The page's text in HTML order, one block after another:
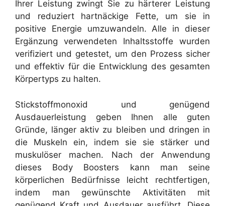
Ihrer Leistung zwingt Sie zu härterer Leistung
und reduziert hartnäckige Fette, um sie in
positive Energie umzuwandeln. Alle in dieser
Ergänzung verwendeten Inhaltsstoffe wurden
verifiziert und getestet, um den Prozess sicher
und effektiv für die Entwicklung des gesamten
Körpertyps zu halten.
Stickstoffmonoxid und genügend
Ausdauerleistung geben Ihnen alle guten
Gründe, länger aktiv zu bleiben und dringen in
die Muskeln ein, indem sie sie stärker und
muskulöser machen. Nach der Anwendung
dieses Body Boosters kann man seine
körperlichen Bedürfnisse leicht rechtfertigen,
indem man gewünschte Aktivitäten mit